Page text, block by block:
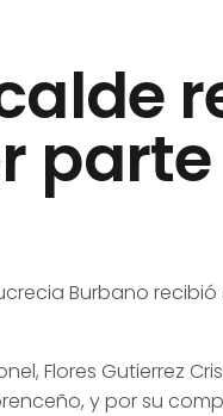
Burbano
Flores Gutierrez
y por su